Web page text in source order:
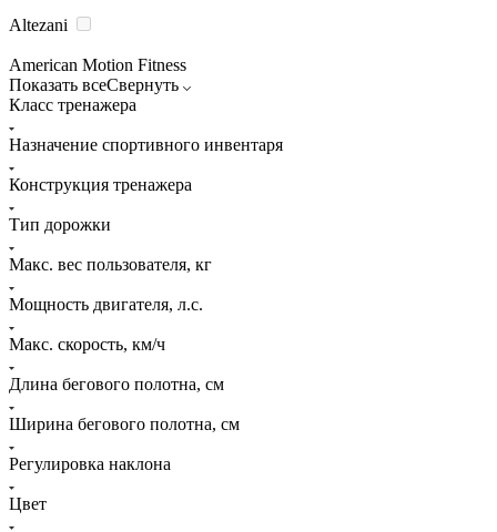
Altezani
American Motion Fitness
Показать всеСвернуть
Класс тренажера
Назначение спортивного инвентаря
Конструкция тренажера
Тип дорожки
Макс. вес пользователя, кг
Мощность двигателя, л.с.
Макс. скорость, км/ч
Длина бегового полотна, см
Ширина бегового полотна, см
Регулировка наклона
Цвет